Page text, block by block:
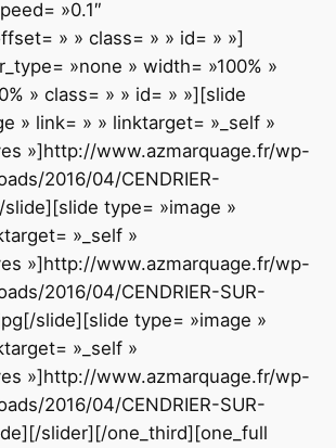
»0.1″
» » class= » » id= » »]
»none » width= »100% »
» class= » » id= » »][slide
» link= » » linktarget= »_self »
»]http://www.azmarquage.fr/wp-
2016/04/CENDRIER-
slide][slide type= »image »
»_self »
»]http://www.azmarquage.fr/wp-
2016/04/CENDRIER-SUR-
slide][slide type= »image »
»_self »
»]http://www.azmarquage.fr/wp-
2016/04/CENDRIER-SUR-
slider][/one_third][one_full